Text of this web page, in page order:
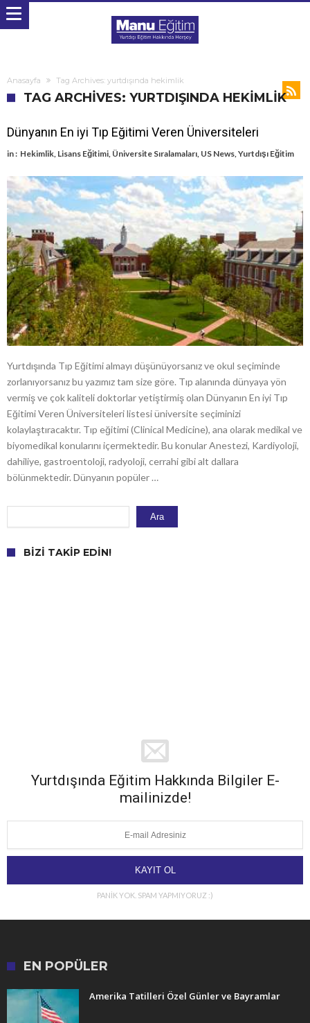
Anasayfa Tag Archives: yurtdışında hekimlik
TAG ARCHIVES: YURTDIŞINDA HEKIMLIK
Dünyanın En iyi Tıp Eğitimi Veren Üniversiteleri
in : Hekimlik, Lisans Eğitimi, Üniversite Sıralamaları, US News,Yurtdışı Eğitim
Yurtdışında Tıp Eğitimi almayı düşünüyorsanız ve okul seçiminde
zorlanıyorsanız bu yazımız tam size göre. Tıp alanında dünyaya yön
vermiş ve çok kaliteli doktorlar yetiştirmiş olan Dünyanın En iyi Tıp
Eğitimi Veren Üniversiteleri listesi üniversite seçiminizi
kolaylaştıracaktır. Tıp eğitimi (Clinical Medicine), ana olarak medikal ve
biyomedikal konularını içermektedir. Bu konular Anestezi, Kardiyoloji,
dahiliye, gastroentoloji, radyoloji, cerrahi gibi alt dallara
bölünmektedir. Dünyanın popüler …
Ara
BIZI TAKIP EDIN!
Yurtdışında Eğitim Hakkında Bilgiler E-
mailinizde!
PANİK YOK. SPAM YAPMIYORUZ :)
EN POPÜLER
Amerika Tatilleri Özel Günler ve Bayramlar